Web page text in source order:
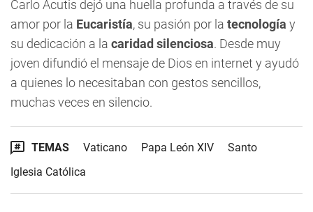
Carlo Acutis dejó una huella profunda a través de su
amor por la Eucaristía, su pasión por la tecnología y
su dedicación a la caridad silenciosa. Desde muy
joven difundió el mensaje de Dios en internet y ayudó
a quienes lo necesitaban con gestos sencillos,
muchas veces en silencio.
TEMAS Vaticano Papa León XIV
Santo
Iglesia Católica